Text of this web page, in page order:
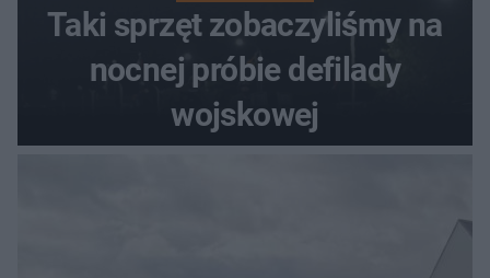
Taki sprzęt zobaczyliśmy na
nocnej próbie defilady
wojskowej